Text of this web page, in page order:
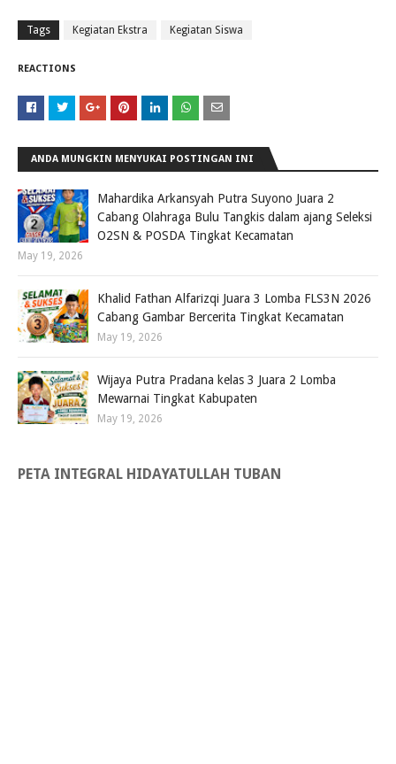
Tags Kegiatan Ekstra Kegiatan Siswa
REACTIONS
ANDA MUNGKIN MENYUKAI POSTINGAN INI
Mahardika Arkansyah Putra Suyono Juara 2
Cabang Olahraga Bulu Tangkis dalam ajang Seleksi
O2SN & POSDA Tingkat Kecamatan
May 19, 2026
Khalid Fathan Alfarizqi Juara 3 Lomba FLS3N 2026
Cabang Gambar Bercerita Tingkat Kecamatan
May 19, 2026
Wijaya Putra Pradana kelas 3 Juara 2 Lomba
Mewarnai Tingkat Kabupaten
May 19, 2026
PETA INTEGRAL HIDAYATULLAH TUBAN